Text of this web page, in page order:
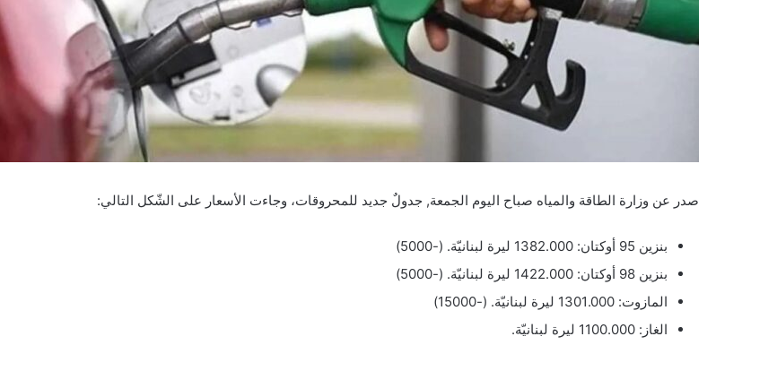
صدر عن وزارة الطاقة والمياه صباح اليوم الجمعة, جدولٌ جديد للمحروقات، وجاءت الأسعار على الشّكل التالي:
بنزين 95 أوكتان: 1382.000 ليرة لبنانيّة. (-5000)
بنزين 98 أوكتان: 1422.000 ليرة لبنانيّة. (-5000)
المازوت: 1301.000 ليرة لبنانيّة. (-15000)
الغاز: 1100.000 ليرة لبنانيّة.